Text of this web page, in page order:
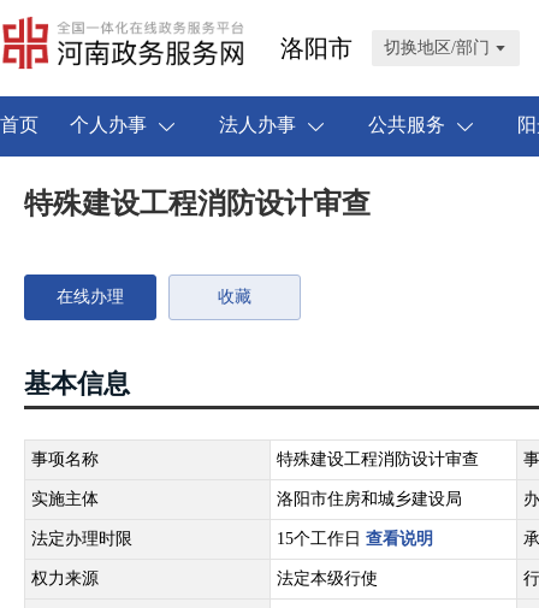
洛阳市 切换地区/部门
首页 个人办事 法人办事 公共服务
特殊建设工程消防设计审查
在线办理 收藏
基本信息
事项名称 特殊建设工程消防设计审查
实施主体 洛阳市住房和城乡建设局
法定办理时限 15个工作日 查看说明
权力来源 法定本级行使